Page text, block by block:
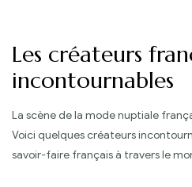
Les créateurs
incontournables
La scène de la mode nuptiale
Voici quelques créateurs
savoir-faire français à travers le